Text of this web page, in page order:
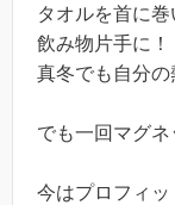
タオルを首に巻
飲み物片手に！
真冬でも自分の
でも一回マグ
今はプロフィ